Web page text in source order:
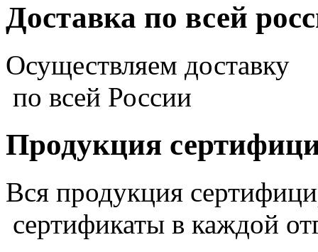
Доставка по всей
Осуществляем доставку
по всей России
Продукция
Вся продукция
сертификаты в каждой